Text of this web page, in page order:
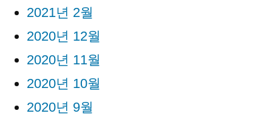
2021년 2월
2020년 12월
2020년 11월
2020년 10월
2020년 9월